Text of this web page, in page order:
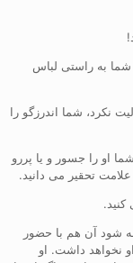
شما به راستی لباس
نکرد، شما اندرزگو را
او را جسور و یا پررو
تحقیر می دانید.
کنید.
شود آن هم با حضور
نخواهد داشت. او